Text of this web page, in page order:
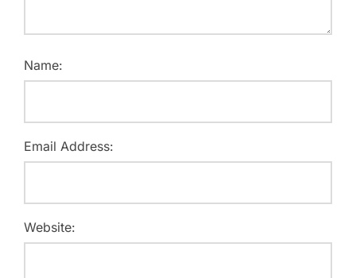
Name:
Email Address:
Website: